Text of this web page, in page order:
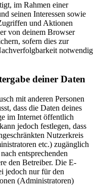
im Rahmen einer
seinen Interessen sowie
und Aktionen
von deinem Browser
sofern dies zur
notwendig
deiner Daten
mit anderen Personen
dass die Daten deines
im Internet öffentlich
jedoch festlegen, dass
Nutzerkreis
etc.) zugänglich
entsprechenden
den Betreiber. Die E-
jedoch nur für den
(Administratoren)